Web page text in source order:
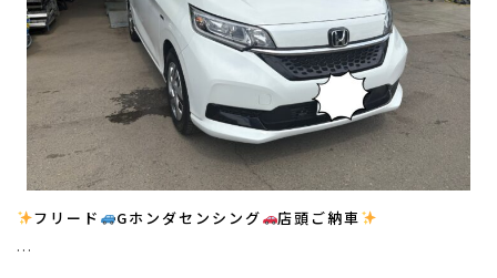
フリード Gホンダセンシング
店頭ご納車
…